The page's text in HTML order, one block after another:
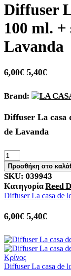
Diffuser
100 ml. +
Lavanda
6,00€ 5,40€
Brand:
Diffuser La casa
de Lavanda
Diffuser
La
casa
de
los
aromas
ml.
sticks
Campos
de
Lavanda
ποσότητα
Προσθήκη στο
SKU: 039943
ΚατηγορίαReed
Diffuser La casa de
6,00€ 5,40€
Diffuser La casa de